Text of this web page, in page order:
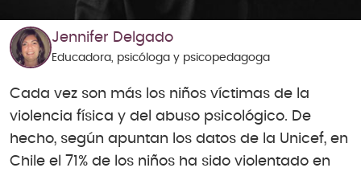
Jennifer Delgado
Educadora, psicóloga y psicopedagoga
Cada vez son más los niños víctimas de la
violencia física y del abuso psicológico. De
hecho, según apuntan los datos de la Unicef, en
Chile el 71% de los niños ha sido violentado en